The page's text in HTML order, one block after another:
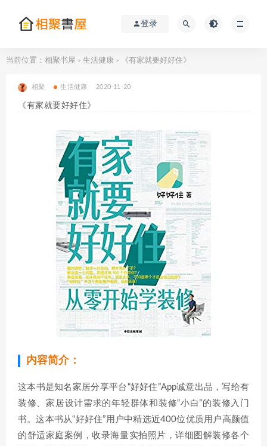
登录
当前位置： 相聚书屋 > 生活健康 > 《有家就要好好住》
相聚 生活健康 2020-11-20
《有家就要好好住》
内容简介：
这本书是知名家居分享平台“好好住”App诚意出品，写给有
装修、家居设计需求的年轻群体和装修“小白”的装修入门
书。这本书从“好好住”用户中精选近400位优质用户高颜值
的舒适家庭案例，收录海量实拍照片，详细图解装修各个